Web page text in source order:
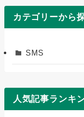
カテゴリーから
SMS
人気記事ランキ